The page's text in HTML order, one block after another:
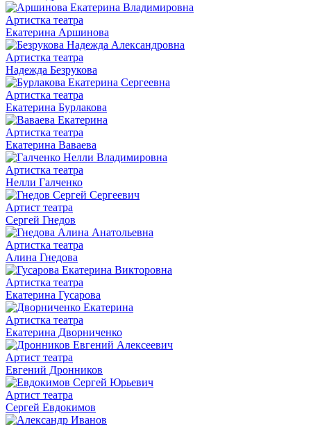
Артистка театра
Екатерина Аршинова
Артистка театра
Надежда Безрукова
Артистка театра
Екатерина Бурлакова
Артистка театра
Екатерина Ваваева
Артистка театра
Нелли Галченко
Артист театра
Сергей Гнедов
Артистка театра
Алина Гнедова
Артистка театра
Екатерина Гусарова
Артистка театра
Екатерина Дворниченко
Артист театра
Евгений Дронников
Артист театра
Сергей Евдокимов